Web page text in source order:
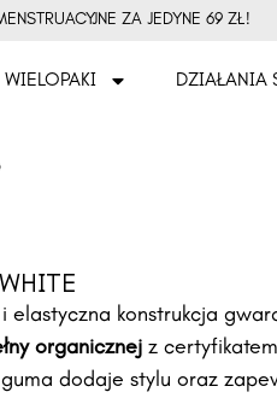
ZA JEDYNE 69 ZŁ!
WIELOPAKI DZIAŁANIA
elastyczna konstrukcja
organicznej z certyfikatem
dodaje stylu oraz